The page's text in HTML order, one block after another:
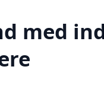
med